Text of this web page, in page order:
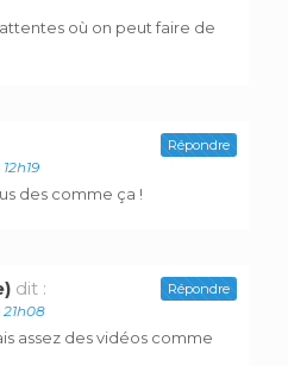
où on peut faire de
des comme ça !
Répondre
dit :
assez des vidéos comme
Répondre